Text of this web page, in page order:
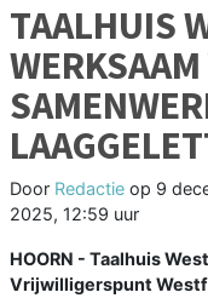
TAALHUIS
Door Redactie op 9
2025, 12:59 uur
HOORN - Taalhuis
Vrijwilligerspunt